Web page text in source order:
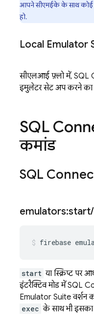
आपने सीएमईके के साथ कोई
हो.
Local Emulator
सीएलआई फ़्लो में, SQL
इमुलेटर सेट अप करने का
SQL
कमांड
SQL
emulators:start/
firebase
start या स्क्रिप्ट पर
इंटरैक्टिव मोड मेंSQL
Emulator Suiteवर्शन
exec के साथ भी इसका